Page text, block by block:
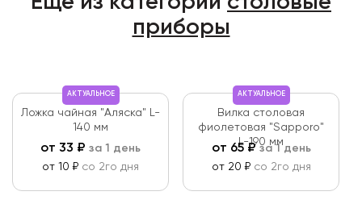
приборы
АКТУАЛЬНОЕ
Ложка чайная "Аляска" L-
140 мм
от 33 ₽ за 1 день
от 10 ₽ со 2го дня
АКТУАЛЬНОЕ
Вилка столовая
фиолетовая "Sapporo"
L-190 мм
от 65₽ за 1 день
от 20 ₽ со 2го дня